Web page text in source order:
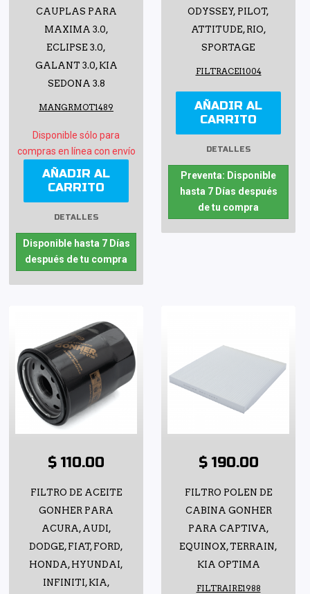
CAUPLAS PARA
MAXIMA 3.0,
ECLIPSE 3.0,
GALANT 3.0, KIA
SEDONA 3.8
MANGRMOT1489
Disponible sólo para
compras en línea con envío
AÑADIR AL
CARRITO
DETALLES
Disponible hasta 7 Días
después de tu compra
ODYSSEY, PILOT,
ATTITUDE, RIO,
SPORTAGE
FILTRACEI1004
AÑADIR AL
CARRITO
DETALLES
Preventa: Disponible
hasta 7 Días después
de tu compra
$ 110.00
FILTRO DE ACEITE
GONHER PARA
ACURA, AUDI,
DODGE, FIAT, FORD,
HONDA, HYUNDAI,
INFINITI, KIA,
$ 190.00
FILTRO POLEN DE
CABINA GONHER
PARA CAPTIVA,
EQUINOX, TERRAIN,
KIA OPTIMA
FILTRAIRE1988